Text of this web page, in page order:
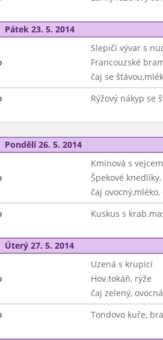
Pátek 23. 5. 2014
Slepičí vývar s
Francouzské
čaj se
Rýžový nákyp se
Pondělí 26. 5. 2014
Kmínová s vejcem
Špekové
čaj ovocný,mléko,
Kuskus s
Úterý 27. 5. 2014
Uzená s krupicí
Hov.tokáň, rýže
čaj zelený,
Tondovo kuře,